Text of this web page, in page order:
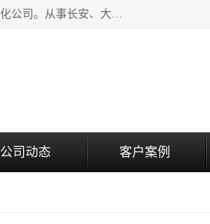
广东食安膳食管理服务有限公司是一家集干货粮油、肉禽蔬菜等食品加工、配送及食堂承包于一体的专业化公司。从事长安、大朗、大岭山、厚街、虎门等地区的蔬菜配送服务。 专业的服务队伍，以及完善的服务机制，经过多年的努力拼搏，赢得了广大客户的信赖和支持。
公司动态 客户案例